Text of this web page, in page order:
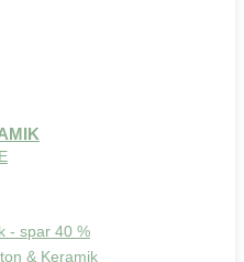
- spar 40 %
& Keramik